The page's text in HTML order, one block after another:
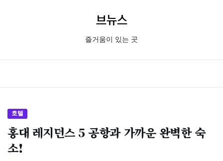
브뉴스
즐거움이 있는 곳
호텔
홍대 레지던스 5 공항과 가까운 완벽한 숙
소!